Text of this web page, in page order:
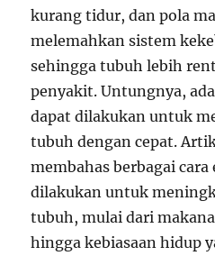
kurang tidur, dan pola
melemahkan sistem
sehingga tubuh lebih
penyakit. Untungnya,
dapat dilakukan untuk
tubuh dengan cepat.
membahas berbagai
dilakukan untuk
tubuh, mulai dari
hingga kebiasaan hidup